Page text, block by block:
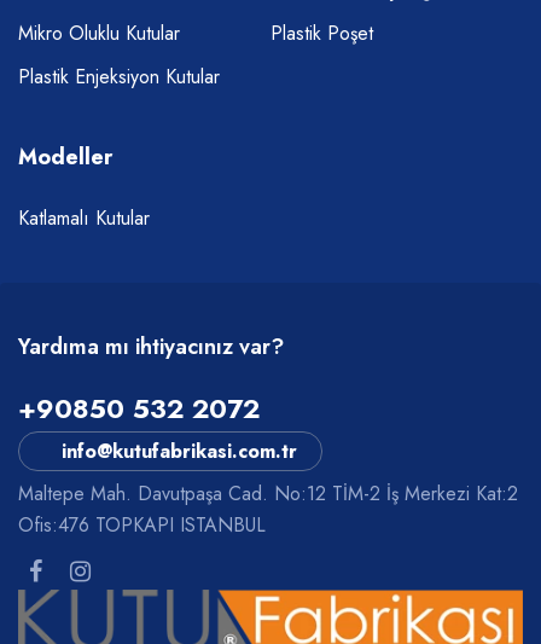
Mikro Oluklu Kutular
Plastik Enjeksiyon Kutular
Plastik Poşet
Modeller
Katlamalı Kutular
Yardıma mı ihtiyacınız var?
+90850 532 2072
info@kutufabrikasi.com.tr
Maltepe Mah. Davutpaşa Cad. No:12 TİM-2 İş Merkezi Kat:2
Ofis:476 TOPKAPI ISTANBUL